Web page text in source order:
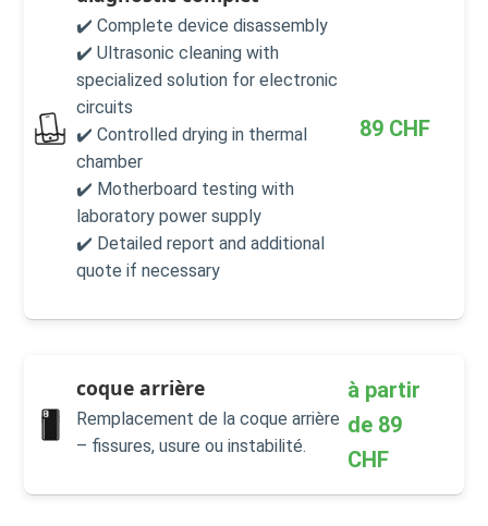
✔️ Complete device disassembly
✔️ Ultrasonic cleaning with
specialized solution for electronic
circuits
✔️ Controlled drying in thermal
chamber
✔️ Motherboard testing with
laboratory power supply
✔️ Detailed report and additional
quote if necessary
89 CHF
coque arrière
Remplacement de la coque arrière
– fissures, usure ou instabilité.
à partir
de 89
CHF